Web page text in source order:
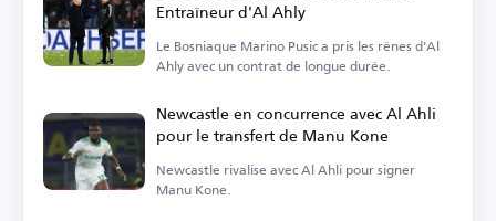
Entraîneur d'Al Ahly
Le Bosniaque Marino Pusic a pris les rênes d'Al
Ahly avec un contrat de longue durée.
Newcastle en concurrence avec Al Ahli
pour le transfert de Manu Kone
Newcastle rivalise avec Al Ahli pour signer
Manu Kone.